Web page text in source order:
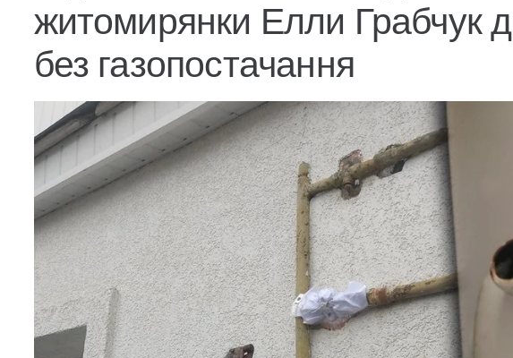
житомирянки Елли Грабчук
без газопостачання